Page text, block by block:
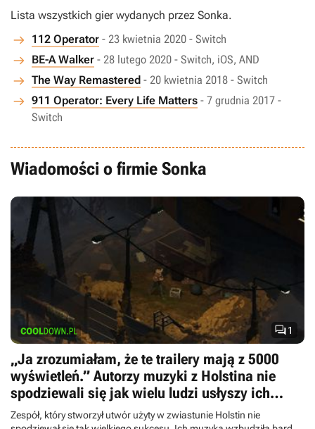
Lista wszystkich gier wydanych przez Sonka.
112 Operator - 23 kwietnia 2020 - Switch
BE-A Walker - 28 lutego 2020 - Switch, iOS, AND
The Way Remastered - 20 kwietnia 2018 - Switch
911 Operator: Every Life Matters - 7 grudnia 2017 -
Switch
Wiadomości o firmie Sonka
1
„Ja zrozumiałam, że te trailery mają z 5000
wyświetleń.” Autorzy muzyki z Holstina nie
spodziewali się jak wielu ludzi usłyszy ich
utwór
Zespół, który stworzył utwór użyty w zwiastunie Holstin nie